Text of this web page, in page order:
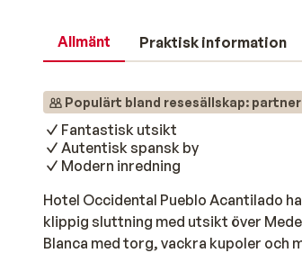
Allmänt Praktisk information
Populärt bland resesällskap: partner
Fantastisk utsikt
Autentisk spansk by
Modern inredning
Hotel Occidental Pueblo Acantilado
klippig sluttning med utsikt över
Blanca med torg, vackra kupoler och